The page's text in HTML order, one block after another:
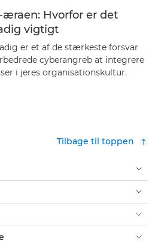
Hvorfor er det
vigtigt
er et af de stærkeste forsvar
cyberangreb at integrere
i jeres organisationskultur.
Tilbage til toppen